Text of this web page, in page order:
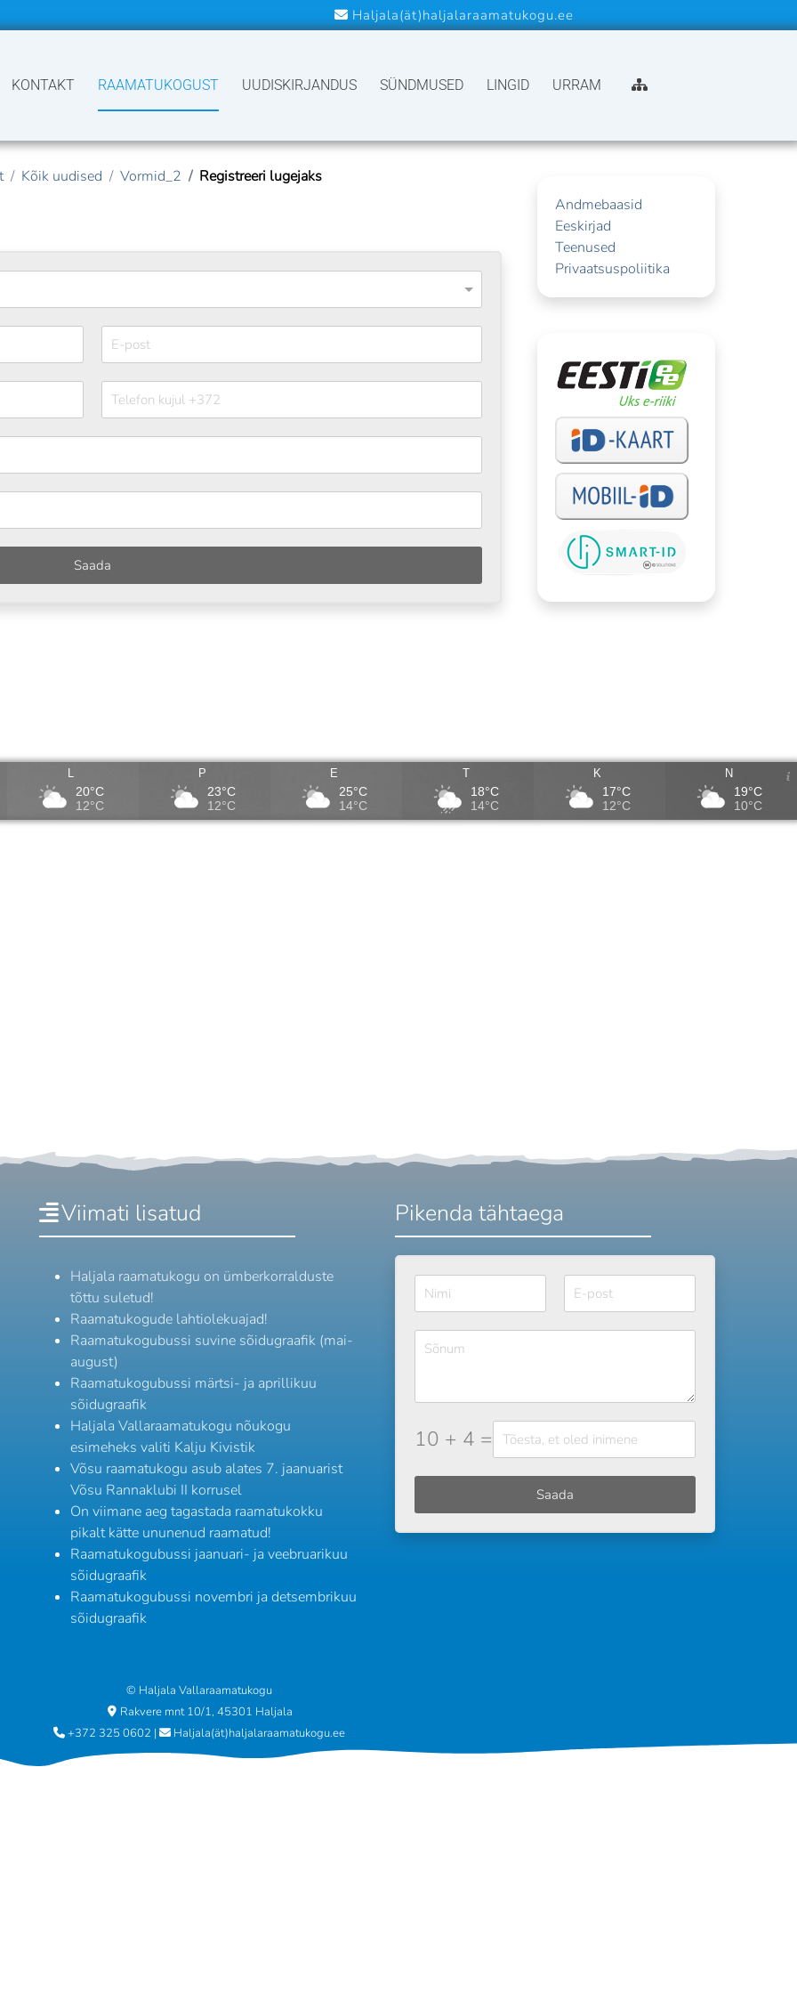
Haljala(ät)haljalaraamatukogu.ee
KONTAKT RAAMATUKOGUST UUDISKIRJANDUS SÜNDMUSED LINGID URRAM SISUKAART
Kõik uudised Vormid_2 Registreeri lugejaks
Saada
Andmebaasid
Eeskirjad
Teenused
Privaatsuspoliitika
20°C
12°C
P
23°C
12°C
E
25°C
14°C
T
18°C
14°C
K
17°C
12°C
N
19°C
10°C
Viimati lisatud
Haljala raamatukogu on ümberkorralduste
tõttu suletud!
Raamatukogude lahtiolekuajad!
Raamatukogubussi suvine sõidugraafik (mai-
august)
Raamatukogubussi märtsi- ja aprillikuu
sõidugraafik
Haljala Vallaraamatukogu nõukogu
esimeheks valiti Kalju Kivistik
Võsu raamatukogu asub alates 7. jaanuarist
Võsu Rannaklubi II korrusel
On viimane aeg tagastada raamatukokku
pikalt kätte ununenud raamatud!
Raamatukogubussi jaanuari- ja veebruarikuu
sõidugraafik
Raamatukogubussi novembri ja detsembrikuu
sõidugraafik
Pikenda tähtaega
10 + 4 =
Saada
© Haljala Vallaraamatukogu
Rakvere mnt 10/1, 45301 Haljala
+372 325 0602 | Haljala(ät)haljalaraamatukogu.ee